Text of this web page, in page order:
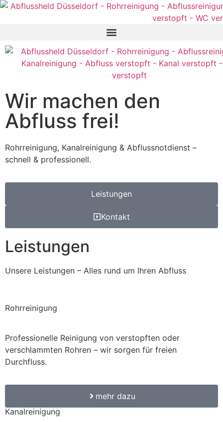
Wir machen den
Abfluss frei!
Rohrreinigung, Kanalreinigung & Abflussnotdienst –
schnell & professionell.
Leistungen
Kontakt
Leistungen
Unsere Leistungen – Alles rund um Ihren Abfluss
Rohrreinigung
Professionelle Reinigung von verstopften oder
verschlammten Rohren – wir sorgen für freien
Durchfluss.
mehr dazu
Kanalreinigung